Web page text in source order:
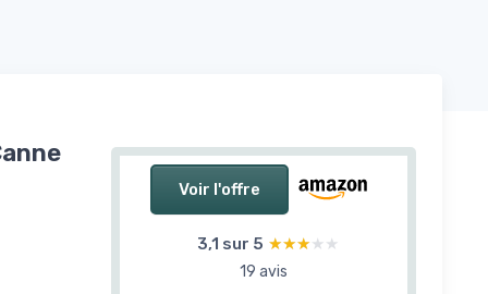
Voir l'offre
3,1 sur 5 ★★★★★
★★★★★
19 avis